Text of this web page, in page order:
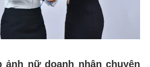
ảnh nữ doanh nhân chuyên